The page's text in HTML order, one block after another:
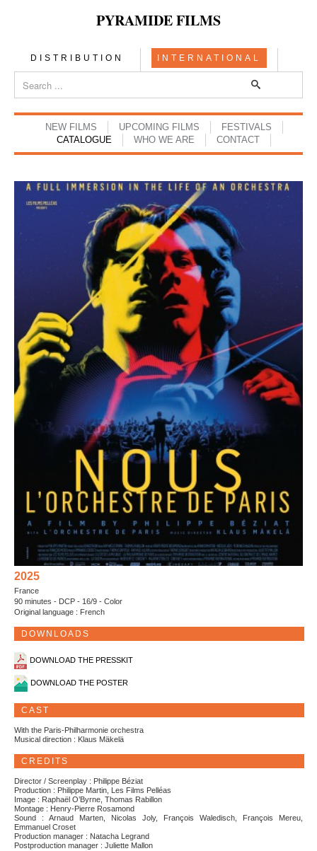
PYRAMIDE FILMS
DISTRIBUTION INTERNATIONAL
NEW FILMS UPCOMING FILMS
FESTIVALS
CATALOGUE
WHO WE ARE CONTACT
2025
France
90 minutes - DCP - 16/9 - Color
Original language : French
DOWNLOADS
DOWNLOAD THE PRESSKIT
DOWNLOAD THE POSTER
CAST
With the Paris-Philharmonie orchestra
Musical direction : Klaus Mäkelä
CREDITS
Director / Screenplay : Philippe Béziat
Production : Philippe Martin, Les Films Pelléas
Image : Raphaël O’Byrne, Thomas Rabillon
Montage : Henry-Pierre Rosamond
Sound : Arnaud Marten, Nicolas Joly, François Waledisch, François Mereu,
Emmanuel Croset
Production manager : Natacha Legrand
Postproduction manager : Juliette Mallon